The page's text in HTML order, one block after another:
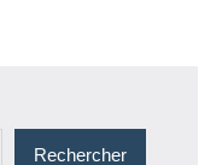
Rechercher